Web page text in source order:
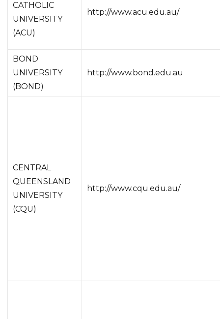
CATHOLIC
UNIVERSITY
(ACU)
http://www.acu.edu.au/
BOND
UNIVERSITY
(BOND)
http://www.bond.edu.au
CENTRAL
QUEENSLAND
UNIVERSITY
(CQU)
http://www.cqu.edu.au/